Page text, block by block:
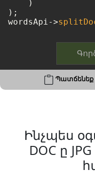
    )
);
wordsApi->
Պատճենեք
Ինչպես
DOC ը